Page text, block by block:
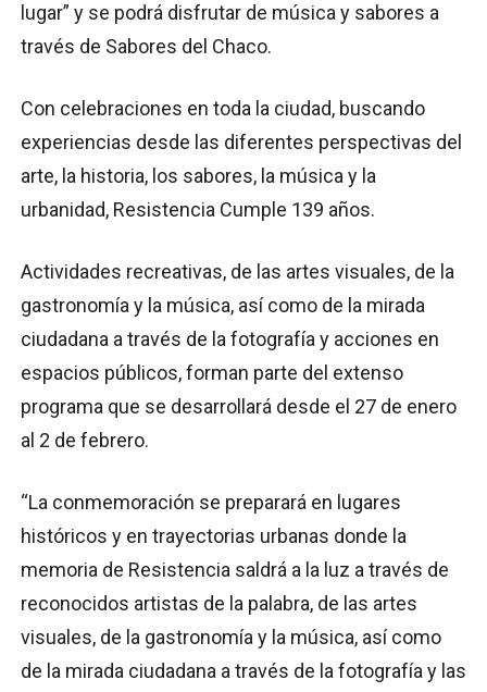
lugar” y se podrá disfrutar de música y sabores a
través de Sabores del Chaco.
Con celebraciones en toda la ciudad, buscando
experiencias desde las diferentes perspectivas del
arte, la historia, los sabores, la música y la
urbanidad, Resistencia Cumple 139 años.
Actividades recreativas, de las artes visuales, de la
gastronomía y la música, así como de la mirada
ciudadana a través de la fotografía y acciones en
espacios públicos, forman parte del extenso
programa que se desarrollará desde el 27 de enero
al 2 de febrero.
“La conmemoración se preparará en lugares
históricos y en trayectorias urbanas donde la
memoria de Resistencia saldrá a la luz a través de
reconocidos artistas de la palabra, de las artes
visuales, de la gastronomía y la música, así como
de la mirada ciudadana a través de la fotografía y las